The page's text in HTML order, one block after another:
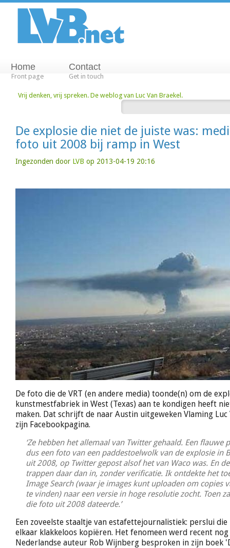
Home
Front page
Contact
Get in touch
Vrij denken, vrij spreken. De weblog van Luc Van Braekel.
De explosie die niet de juiste was:
foto uit 2008 bij ramp in West
Ingezonden door LVB op 2013-04-19 20:16
De foto die de VRT (en andere media) toonde(n) om de
kunstmestfabriek in West (Texas) aan te kondigen heeft
maken. Dat schrijft de naar Austin uitgeweken Vlaming Luc
zijn Facebookpagina.
‘Ze hebben het allemaal van Twitter gehaald. Een flauwe
dus een foto van een paddestoelwolk van de explosie in
uit 2008, op Twitter gepost alsof het van Waco was. En
trappen daar dan in, zonder verificatie. Ik ontdekte het
Image Search (waar je images kunt uploaden om copies
te vinden) naar een versie in hoge resolutie zocht. Toen
die foto uit 2008 dateerde.’
Een zoveelste staaltje van estafettejournalistiek: perslui die
elkaar klakkeloos kopiëren. Het fenomeen werd recent
Nederlandse auteur Rob Wijnberg besproken in zijn boek